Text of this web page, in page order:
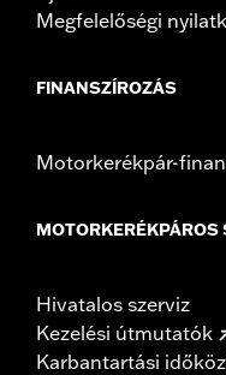
Megfelelőségi
FINANSZÍROZÁS
Motorkerékpár-
MOTORKERÉKPÁROS
Hivatalos szerviz
Kezelési útmutatók
Karbantartási